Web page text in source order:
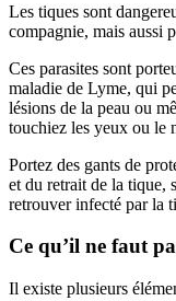
Les tiques sont
compagnie, mais aussi
Ces parasites sont
maladie de Lyme, qui
lésions de la peau ou
touchiez les yeux ou le
Portez des gants de
et du retrait de la tique,
retrouver infecté par la
Ce qu’il ne faut
Il existe plusieurs